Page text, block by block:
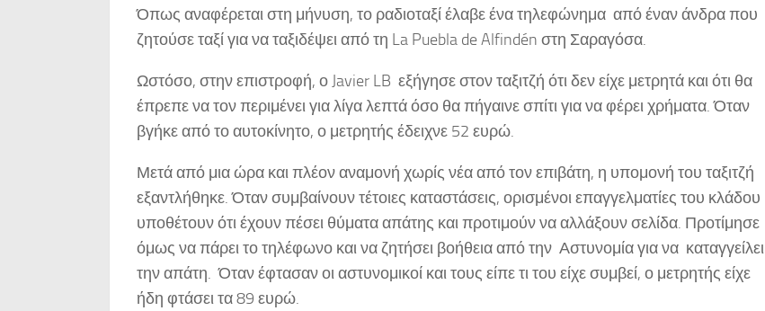
Όπως αναφέρεται στη μήνυση, το ραδιοταξί έλαβε ένα τηλεφώνημα από έναν άνδρα που
ζητούσε ταξί για να ταξιδέψει από τη La Puebla de Alfindén στη Σαραγόσα.
Ωστόσο, στην επιστροφή, ο Javier LB εξήγησε στον ταξιτζή ότι δεν είχε μετρητά και ότι θα
έπρεπε να τον περιμένει για λίγα λεπτά όσο θα πήγαινε σπίτι για να φέρει χρήματα. Όταν
βγήκε από το αυτοκίνητο, ο μετρητής έδειχνε 52 ευρώ.
Μετά από μια ώρα και πλέον αναμονή χωρίς νέα από τον επιβάτη, η υπομονή του ταξιτζή
εξαντλήθηκε. Όταν συμβαίνουν τέτοιες καταστάσεις, ορισμένοι επαγγελματίες του κλάδου
υποθέτουν ότι έχουν πέσει θύματα απάτης και προτιμούν να αλλάξουν σελίδα. Προτίμησε
όμως να πάρει το τηλέφωνο και να ζητήσει βοήθεια από την Αστυνομία για να καταγγείλει
την απάτη. Όταν έφτασαν οι αστυνομικοί και τους είπε τι του είχε συμβεί, ο μετρητής είχε
ήδη φτάσει τα 89 ευρώ.